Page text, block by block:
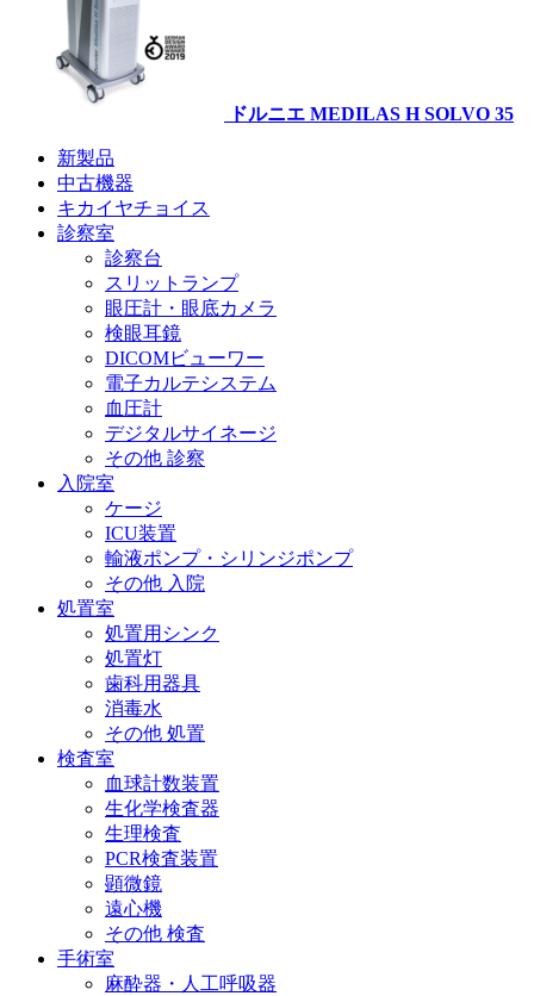
ドルニエ MEDILAS H SOLVO 35
新製品
中古機器
キカイヤチョイス
診察室
診察台
スリットランプ
眼圧計・眼底カメラ
検眼耳鏡
DICOMビューワー
電子カルテシステム
血圧計
デジタルサイネージ
その他 診察
入院室
ケージ
ICU装置
輸液ポンプ・シリンジポンプ
その他 入院
処置室
処置用シンク
処置灯
歯科用器具
消毒水
その他 処置
検査室
血球計数装置
生化学検査器
生理検査
PCR検査装置
顕微鏡
遠心機
その他 検査
手術室
麻酔器・人工呼吸器